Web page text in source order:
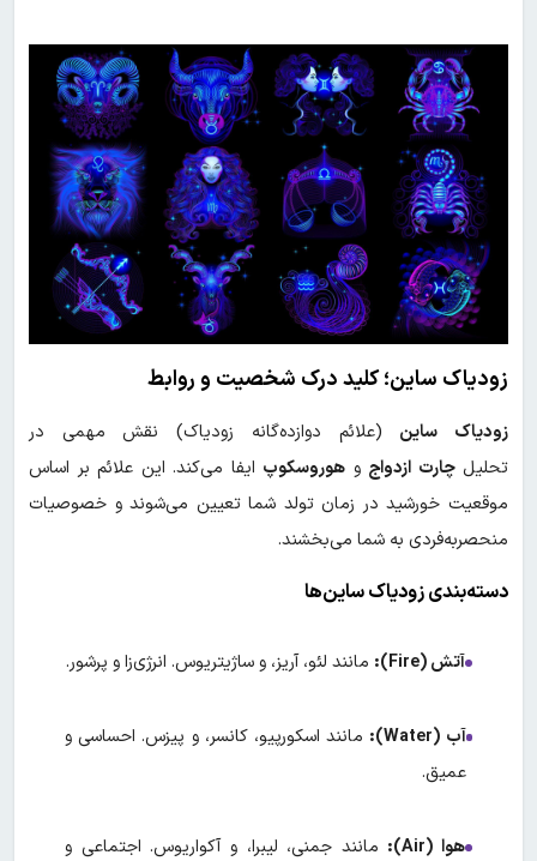
زودیاک ساین؛ کلید درک شخصیت و روابط
زودیاک ساین (علائم دوازده‌گانه زودیاک) نقش مهمی در
تحلیلچارت ازدواج و هوروسکوپ ایفا می‌کند. این علائم بر اساس
موقعیت خورشید در زمان تولد شما تعیین می‌شوند و خصوصیات
منحصربه‌فردی به شما می‌بخشند.
دسته‌بندی زودیاک ساین‌ها
آتش(Fire): مانند لئو، آریز، و ساژیتریوس. انرژی‌زا و پرشور.
آب (Water):
مانند اسکورپیو، کانسر، و پیزس. احساسی و
عمیق.
هوا (Air):
مانند جمنی، لیبرا، و آکواریوس. اجتماعی و